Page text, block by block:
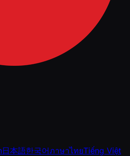
日本語한국어ภาษาไทยTiếng Việt